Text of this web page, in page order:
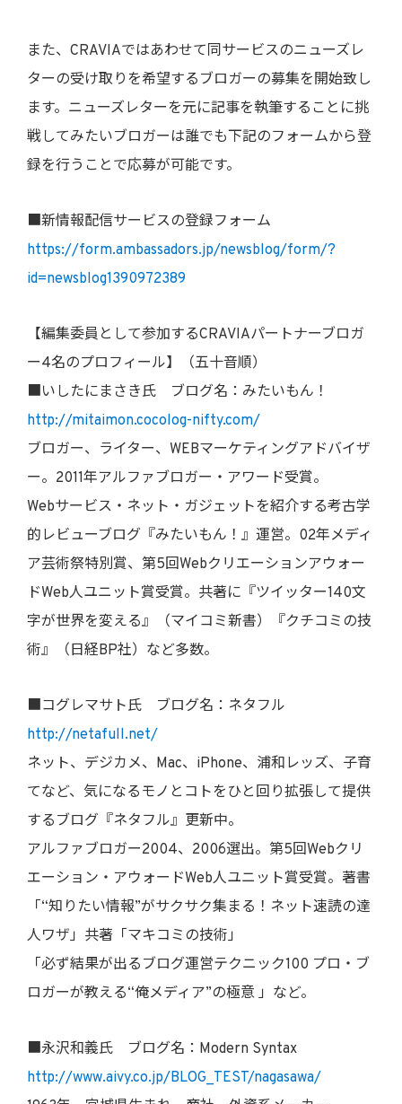
また、CRAVIAではあわせて同サービスのニューズレ
ターの受け取りを希望するブロガーの募集を開始致し
ます。ニューズレターを元に記事を執筆することに挑
戦してみたいブロガーは誰でも下記のフォームから登
録を行うことで応募が可能です。
■新情報配信サービスの登録フォーム
https://form.ambassadors.jp/newsblog/form/?
id=newsblog1390972389
【編集委員として参加するCRAVIAパートナーブロガ
ー4名のプロフィール】（五十音順）
■いしたにまさき氏 ブログ名：みたいもん！
http://mitaimon.cocolog-nifty.com/
ブロガー、ライター、WEBマーケティングアドバイザ
ー。2011年アルファブロガー・アワード受賞。
Webサービス・ネット・ガジェットを紹介する考古学
的レビューブログ『みたいもん！』運営。02年メディ
ア芸術祭特別賞、第5回Webクリエーションアウォー
ドWeb人ユニット賞受賞。共著に『ツイッター140文
字が世界を変える』（マイコミ新書）『クチコミの技
術』（日経BP社）など多数。
■コグレマサト氏 ブログ名：ネタフル
http://netafull.net/
ネット、デジカメ、Mac、iPhone、浦和レッズ、子育
てなど、気になるモノとコトをひと回り拡張して提供
するブログ『ネタフル』更新中。
アルファブロガー2004、2006選出。第5回Webクリ
エーション・アウォードWeb人ユニット賞受賞。著書
「“知りたい情報”がサクサク集まる！ネット速読の達
人ワザ」共著「マキコミの技術」
「必ず結果が出るブログ運営テクニック100 プロ・ブ
ロガーが教える“俺メディア”の極意 」など。
■永沢和義氏 ブログ名：Modern Syntax
http://www.aivy.co.jp/BLOG_TEST/nagasawa/